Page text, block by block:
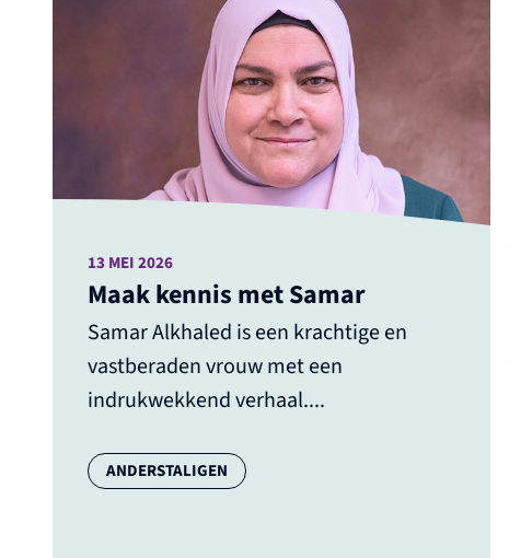
Maak kennis met Samar
Samar Alkhaled is een krachtige en
vastberaden vrouw met een
indrukwekkend verhaal....
13 MEI 2026
Categorie:
ANDERSTALIGEN